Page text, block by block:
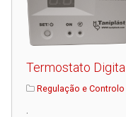
Termostato Digital
Regulação e Controlo
.